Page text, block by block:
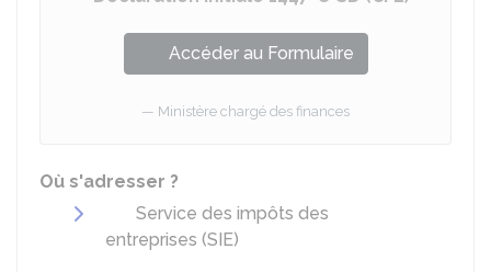
Accéder au Formulaire
Ministère chargé des finances
Où s'adresser ?
Service des impôts des
entreprises (SIE)